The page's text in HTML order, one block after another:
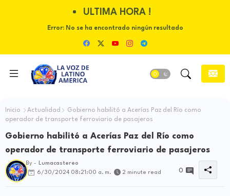
ULTIMA HORA !
Error:No se ha encontrado ningún resultado
Inicio Actualidad
Gobierno habilitó a Acerías Paz del Río como
operador de transporte ferroviario de pasajeros
Gobierno habilitó a Acerías Paz del Río como
operador de transporte ferroviario de pasajeros
By -
Lumacastereo
6/30/2024 08:21:00 a. m.
2 minute read 0